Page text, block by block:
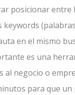
posicionar entre
keywords
en el mismo
es una
al negocio o
para que un